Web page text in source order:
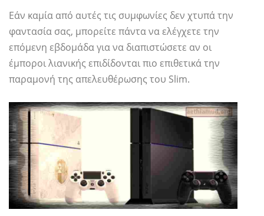
Εάν καμία από αυτές τις συμφωνίες δεν χτυπά την
φαντασία σας, μπορείτε πάντα να ελέγχετε την
επόμενη εβδομάδα για να διαπιστώσετε αν οι
έμποροι λιανικής επιδίδονται πιο επιθετικά την
παραμονή της απελευθέρωσης του Slim.